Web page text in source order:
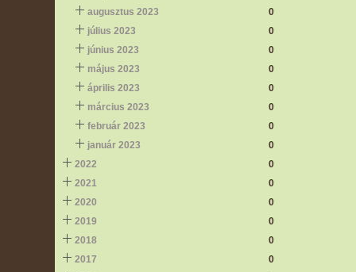
augusztus 2023
0
július 2023
0
június 2023
0
május 2023
0
április 2023
0
március 2023
0
február 2023
0
január 2023
0
2022
0
2021
0
2020
0
2019
0
2018
0
2017
0